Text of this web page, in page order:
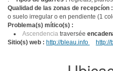
Qualidad de las zonas de recepcíon :
o suelo irregular o en pendiente (1
Problema(s) mítico(s) :
Ascendencia traversée
Sitio(s) web : http://bleau.info http://